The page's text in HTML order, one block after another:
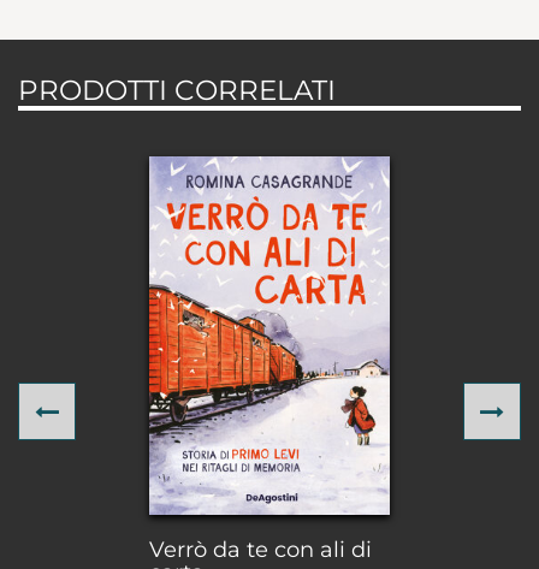
PRODOTTI CORRELATI
Verrò da te con ali di
Previous